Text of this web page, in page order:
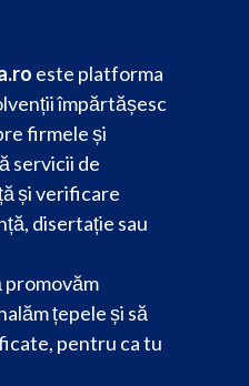
este platforma
împărtășesc
firmele și
servicii de
și verificare
disertație sau
promovăm
țepele și să
pentru ca tu